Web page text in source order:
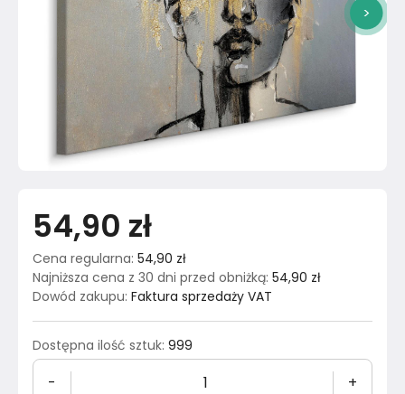
>
54,90 zł
Cena regularna: 54,90 zł
Najniższa cena z 30 dni przed obniżką: 54,90 zł
Dowód zakupu: Faktura sprzedaży VAT
Dostępna ilość sztuk: 999
- +